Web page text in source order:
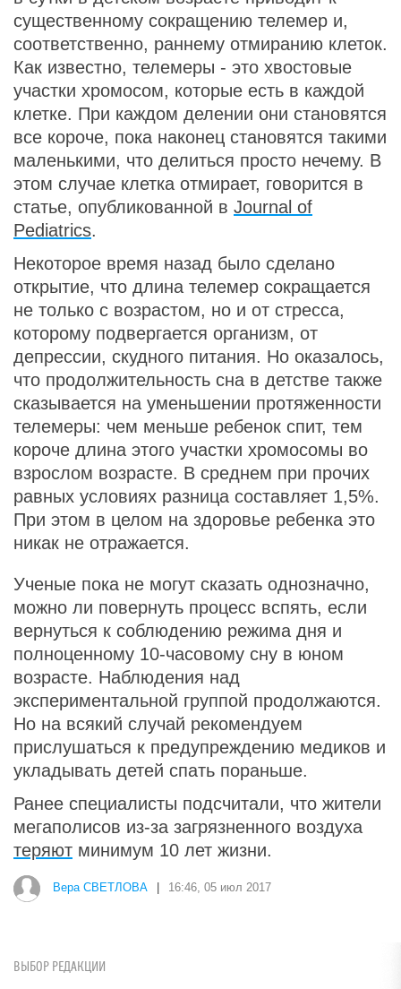
существенному сокращению телемер и,
соответственно, раннему отмиранию клеток.
Как известно, телемеры - это хвостовые
участки хромосом, которые есть в каждой
клетке. При каждом делении они становятся
все короче, пока наконец становятся такими
маленькими, что делиться просто нечему. В
этом случае клетка отмирает, говорится в
статье, опубликованной в Journal of
Pediatrics.
Некоторое время назад было сделано
открытие, что длина телемер сокращается
не только с возрастом, но и от стресса,
которому подвергается организм, от
депрессии, скудного питания. Но оказалось,
что продолжительность сна в детстве также
сказывается на уменьшении протяженности
телемеры: чем меньше ребенок спит, тем
короче длина этого участки хромосомы во
взрослом возрасте. В среднем при прочих
равных условиях разница составляет 1,5%.
При этом в целом на здоровье ребенка это
никак не отражается.
Ученые пока не могут сказать однозначно,
можно ли повернуть процесс вспять, если
вернуться к соблюдению режима дня и
полноценному 10-часовому сну в юном
возрасте. Наблюдения над
экспериментальной группой продолжаются.
Но на всякий случай рекомендуем
прислушаться к предупреждению медиков и
укладывать детей спать пораньше.
Ранее специалисты подсчитали, что жители
мегаполисов из-за загрязненного воздуха
теряют минимум 10 лет жизни.
Вера СВЕТЛОВА 16:46, 05 июл 2017
ВЫБОР РЕДАКЦИИ